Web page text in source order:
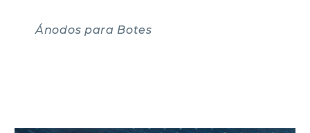
Ánodos para Botes